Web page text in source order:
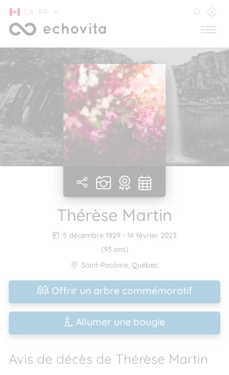
CA · FR
Thérèse Martin
5 décembre 1929 - 14 février 2023
(93 ans)
Saint-Pacôme, Québec
Offrir un arbre commémoratif
Allumer une bougie
Avis de décès de Thérèse Martin